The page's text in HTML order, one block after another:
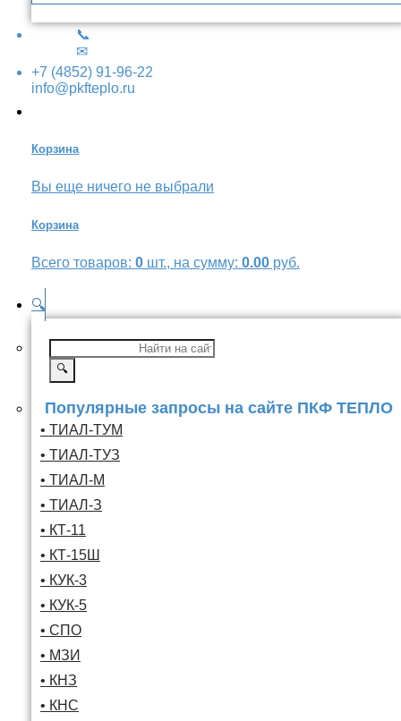
📞
✉
+7 (4852) 91-96-22
info@pkfteplo.ru
Корзина
Вы еще ничего не выбрали
Корзина
Всего товаров: 0 шт., на сумму: 0.00 руб.
🔍
🔍
Популярные запросы на сайте ПКФ ТЕПЛО
• ТИАЛ-ТУМ
• ТИАЛ-ТУЗ
• ТИАЛ-М
• ТИАЛ-З
• КТ-11
• КТ-15Ш
• КУК-3
• КУК-5
• СПО
• МЗИ
• КНЗ
• КНС